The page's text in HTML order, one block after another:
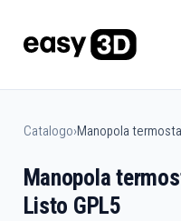
Catalogo›Manopola
Manopola
Listo GPL5